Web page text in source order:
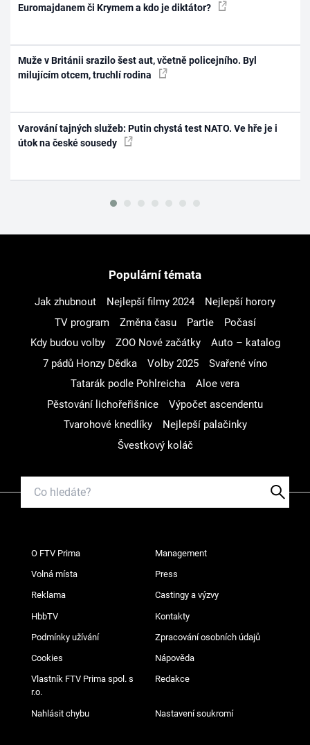
Euromajdanem či Krymem a kdo je diktátor?
Muže v Británii srazilo šest aut, včetně policejního. Byl
milujícím otcem, truchlí rodina
Varování tajných služeb: Putin chystá test NATO. Ve hře je i
útok na české sousedy
Populární témata
Jak zhubnout Nejlepší filmy 2024
Nejlepší horory
TV program
Změna času Partie
Počasí
Kdy budou volby
ZOO Nové začátky
Auto – katalog
7 pádů Honzy Dědka
Volby 2025
Svařené víno
Tatarák podle Pohlreicha
Aloe vera
Pěstování lichořeřišnice
Výpočet ascendentu
Tvarohové knedlíky
Nejlepší palačinky
Švestkový koláč
O FTV Prima Management
Volná místa Press
Reklama Castingy a výzvy
HbbTV Kontakty
Podmínky užívání Zpracování osobních údajů
Cookies Nápověda
Vlastník FTV Prima spol. s
r.o.
Redakce
Nahlásit chybu Nastavení soukromí